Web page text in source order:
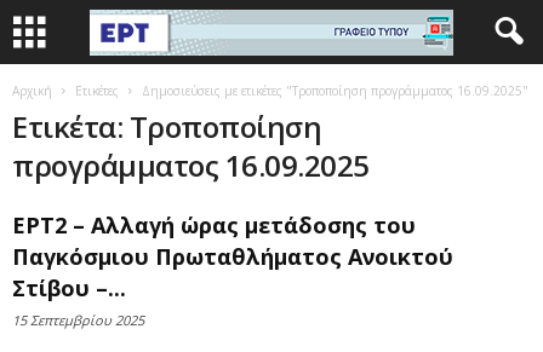
Αρχική Ετικέτες Δημοσιεύσεις με ετικέτες "Τροποποίηση προγράμματος 16.09.2025"
Ετικέτα: Τροποποίηση
προγράμματος 16.09.2025
ΕΡΤ2 – Αλλαγή ώρας μετάδοσης του
Παγκόσμιου Πρωταθλήματος Ανοικτού
Στίβου –...
15 Σεπτεμβρίου 2025